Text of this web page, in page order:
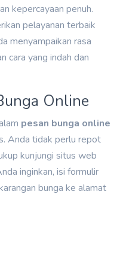
kepercayaan penuh.
pelayanan terbaik
menyampaikan rasa
cara yang indah dan
Online
pesan bunga online
Anda tidak perlu repot
kunjungi situs web
inginkan, isi formulir
bunga ke alamat